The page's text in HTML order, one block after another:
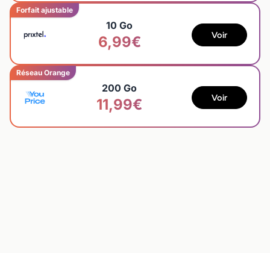
Forfait ajustable
10 Go
6,99€ Voir
Réseau Orange
200 Go
11,99€ Voir